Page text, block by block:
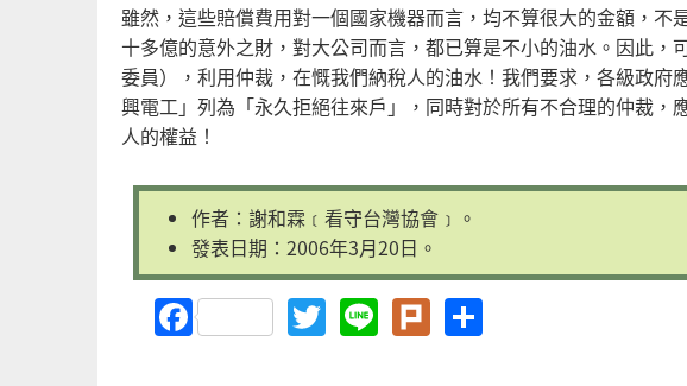
雖然，這些賠償費用對一個國家機器而言，均不算很大的金額，
十多億的意外之財，對大公司而言，都已算是不小的油水。因此
委員），利用仲裁，在慨我們納稅人的油水！我們要求，各級政
興電工」列為「永久拒絕往來戶」，同時對於所有不合理的仲裁
人的權益！
作者：謝和霖﹝看守台灣協會﹞。
發表日期：2006年3月20日。
FacebookTwitter
LinePlurk